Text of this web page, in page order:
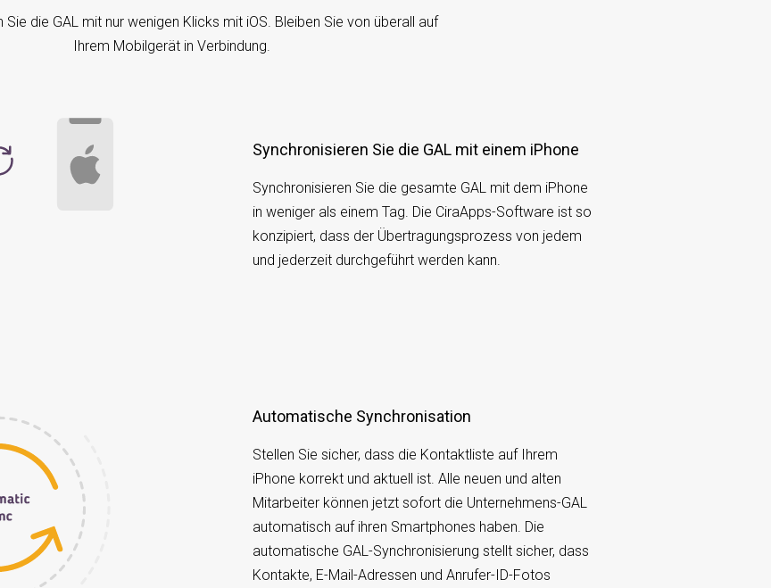
Sie die GAL mit nur wenigen Klicks mit iOS. Bleiben Sie von überall auf
Ihrem Mobilgerät in Verbindung.
Synchronisieren Sie die GAL mit einem iPhone
Synchronisieren Sie die gesamte GAL mit dem iPhone
in weniger als einem Tag. Die CiraApps-Software ist so
konzipiert, dass der Übertragungsprozess von jedem
und jederzeit durchgeführt werden kann.
Automatische Synchronisation
Stellen Sie sicher, dass die Kontaktliste auf Ihrem
iPhone korrekt und aktuell ist. Alle neuen und alten
Mitarbeiter können jetzt sofort die Unternehmens-GAL
automatisch auf ihren Smartphones haben. Die
automatische GAL-Synchronisierung stellt sicher, dass
Kontakte, E-Mail-Adressen und Anrufer-ID-Fotos